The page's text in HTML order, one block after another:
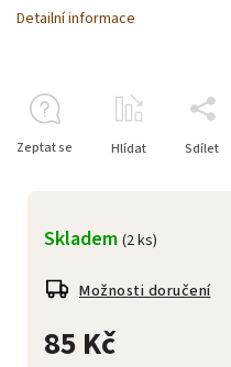
85 Kč
Skladem (2 ks)
Možnosti doručení
Detailní informace
Zeptat se Hlídat Sdílet